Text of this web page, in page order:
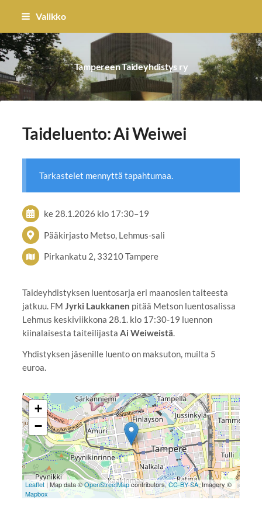
Siirry
sisältöön
Valikko
Tampereen Taideyhdistys ry
Taideluento: Ai Weiwei
Tarkastelet mennyttä tapahtumaa.
ke 28.1.2026 klo 17:30–19
Pääkirjasto Metso, Lehmus-sali
Pirkankatu 2, 33210 Tampere
Taideyhdistyksen luentosarja eri maanosien taiteesta
jatkuu. FM Jyrki Laukkanen pitää Metson luentosalissa
Lehmus keskiviikkona 28.1. klo 17:30-19 luennon
kiinalaisesta taiteilijasta Ai Weiweistä.
Yhdistyksen jäsenille luento on maksuton, muilta 5
euroa.
+
−
Leaflet| Map data ©OpenStreetMapcontributors,CC-BY-SA, Imagery ©
Mapbox